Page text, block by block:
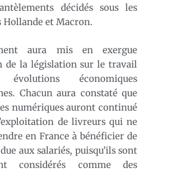
décidés sous les
Hollande et Macron.
aura mis en exergue
de la législation sur le travail
économiques
Chacun aura constaté que
numériques auront continué
de livreurs qui ne
en France à bénéficier de
aux salariés, puisqu’ils sont
considérés comme des